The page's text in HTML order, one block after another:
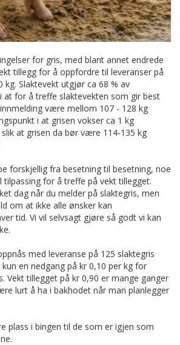
for gris, med blant annet endrede
tillegg for å oppfordre til leveranser på
kg. Slaktevekt utgjør ca 68 % av
at for å treffe slaktevekten som gir best
være mellom 107 - 128 kg
i at grisen vokser ca 1 kg
at grisen da bør være 114-135 kg
forskjellig fra besetning til besetning, noe
tilpassing for å treffe på vekt tillegget.
dag når du melder på slaktegris, men
om at ikke alle ønsker kan
tid. Vi vil selvsagt gjøre så godt vi kan
med leveranse på 125 slaktegris
en nedgang på kr 0,10 per kg for
Vekt tillegget på kr 0,90 er mange ganger
lurt å ha i bakhodet når man planlegger
plass i bingen til de som er igjen som